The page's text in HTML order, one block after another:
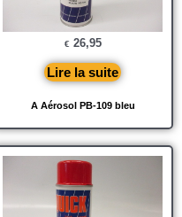
A Aérosol PB-109 bleu
€ 26,95
Lire la suite